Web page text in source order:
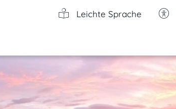
Leichte Sprache